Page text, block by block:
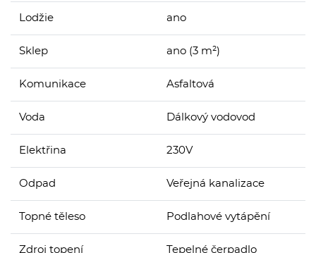
Lodžie ano
Sklep ano (3 m²)
Komunikace Asfaltová
Voda Dálkový vodovod
Elektřina 230V
Odpad Veřejná kanalizace
Topné těleso Podlahové vytápění
Zdroj topení Tepelné čerpadlo